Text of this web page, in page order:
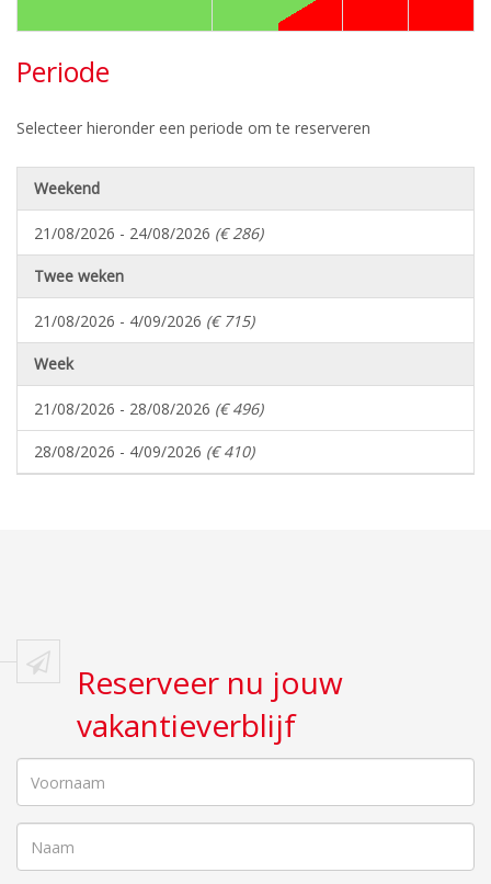
Periode
Selecteer hieronder een periode om te reserveren
Weekend
21/08/2026 - 24/08/2026 (€ 286)
Twee weken
21/08/2026 - 4/09/2026 (€ 715)
Week
21/08/2026 - 28/08/2026 (€ 496)
28/08/2026 - 4/09/2026 (€ 410)
Reserveer nu jouw
vakantieverblijf